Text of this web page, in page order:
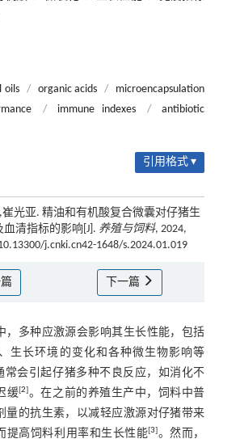
oils / organic acids /
microencapsulation
/ immune indexes /
antibiotic
引用格式 ▾
光亚. 精油和有机酸复合微囊对仔猪生
清指标的影响[J]. 养殖与饲料, 2024,
j.cnki.cn42-1648/s.2024.01.019
下一篇
，多种应激源会影响其生长性能，包括
生长环境的变化和各种微生物影响等
常会引起仔猪多种不良反应，如消化不
缓[2]。在之前的养殖生产中，饲料中普
量的抗生素，以减轻应激源对仔猪带来
提高饲料利用率和生长性能[3]。然而，